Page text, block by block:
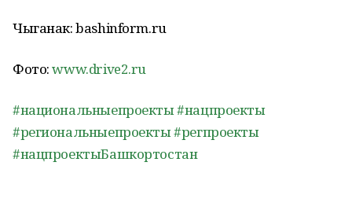
Чыганак: bashinform.ru
Фото:www.drive2.ru
#национальныепроекты#нацпроекты
#региональныепроекты#регпроекты
#нацпроектыБашкортостан